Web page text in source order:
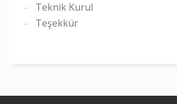
Teknik Kurul
Teşekkür